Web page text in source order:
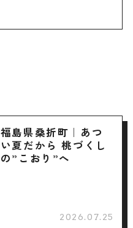
福島県桑折町｜あつ
い夏だから 桃づくし
の”こおり”へ
2026.07.25